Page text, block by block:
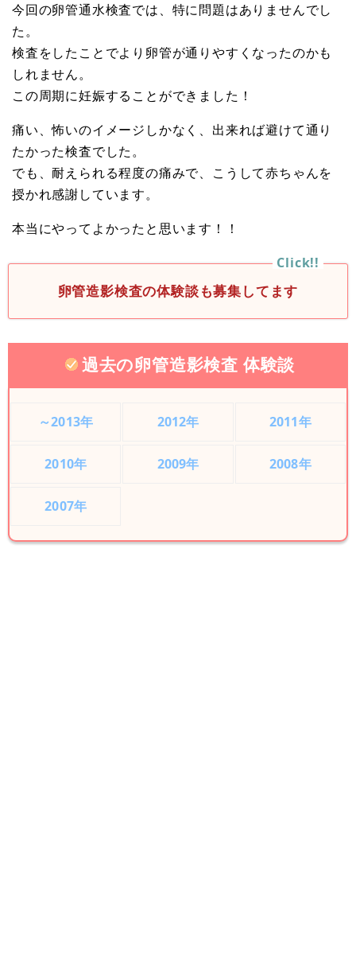
今回の卵管通水検査では、特に問題はありませんでし
た。
検査をしたことでより卵管が通りやすくなったのかも
しれません。
この周期に妊娠することができました！
痛い、怖いのイメージしかなく、出来れば避けて通り
たかった検査でした。
でも、耐えられる程度の痛みで、こうして赤ちゃんを
授かれ感謝しています。
本当にやってよかったと思います！！
卵管造影検査の体験談も募集してます
過去の卵管造影検査 体験談
～2013年 2012年 2011年
2010年 2009年 2008年
2007年